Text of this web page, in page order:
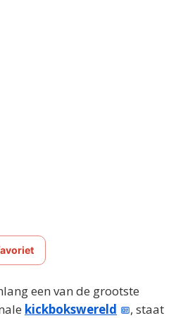
een van de grootste
kickbokswereld
, staat